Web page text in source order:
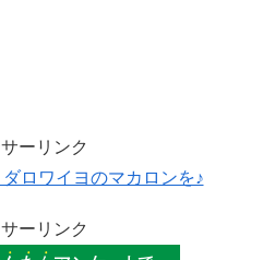
ーリンク
ロワイヨのマカロンを♪
ーリンク